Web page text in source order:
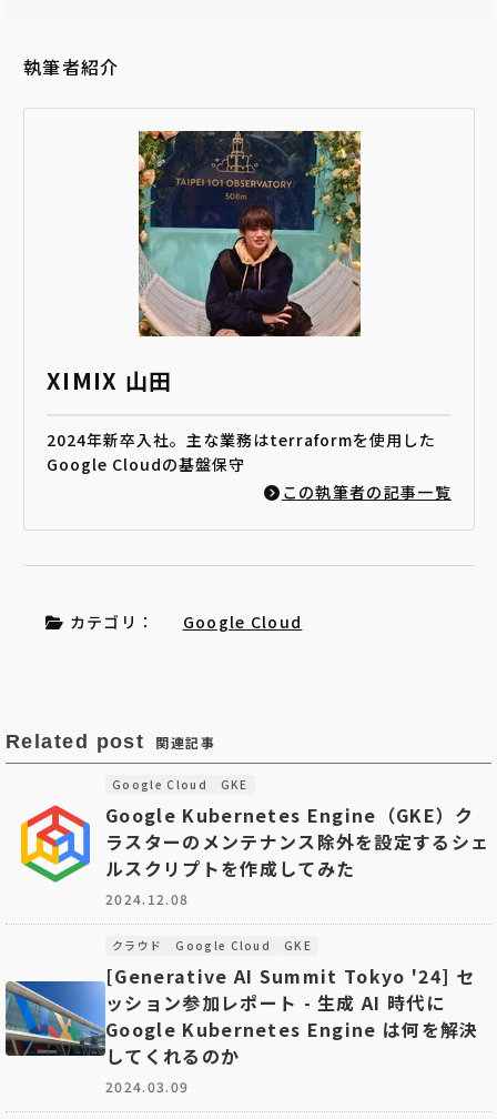
執筆者紹介
XIMIX 山田
2024年新卒入社。主な業務はterraformを使用した
Google Cloudの基盤保守
この執筆者の記事一覧
カテゴリ： Google Cloud
Related post 関連記事
Google Cloud GKE
Google Kubernetes Engine（GKE）ク
ラスターのメンテナンス除外を設定するシェ
ルスクリプトを作成してみた
2024.12.08
クラウド Google Cloud GKE
[Generative AI Summit Tokyo '24] セ
ッション参加レポート - 生成 AI 時代に
Google Kubernetes Engine は何を解決
してくれるのか
2024.03.09